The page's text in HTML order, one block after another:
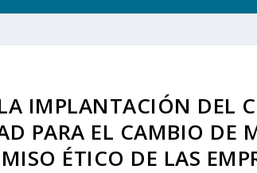
IMPLANTACIÓN DEL
PARA EL CAMBIO DE
ÉTICO DE LAS